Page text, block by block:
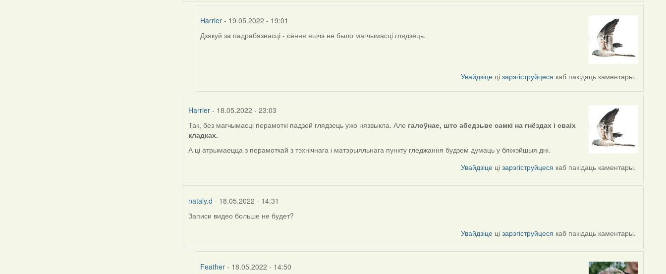
Harrier- 19.05.2022 - 19:01
In
Дзякуй за падрабязнасці - сёння яшчэ не было магчымасці глядзець.
Увайдзіце цізарэгіструйцеся каб пакідаць каментары.
Harrier - 18.05.2022 - 23:03
Так, без магчымасці перамоткі падзей глядзець ужо нязвыкла. Але галоўнае, што абедзьве самкі на гнёздах і сваіх
кладках.
А ці атрымаецца з перамоткай з тэхнічнага і матэрыяльнага пункту гледжання будзем думаць у бліжэйшыя дні.
Увайдзіце цізарэгіструйцеся каб пакідаць каментары.
nataly.d - 18.05.2022 - 14:31
Записи видео больше не будет?
Увайдзіце цізарэгіструйцеся каб пакідаць каментары.
Feather- 18.05.2022 - 14:50